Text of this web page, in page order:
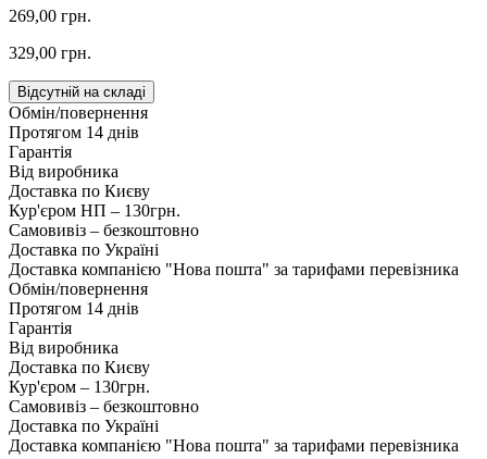
269,00 грн.
329,00 грн.
Відсутній на складі
Обмін/повернення
Протягом 14 днів
Гарантія
Від виробника
Доставка по Києву
Кур'єром НП – 130грн.
Самовивіз – безкоштовно
Доставка по Україні
Доставка компанією "Нова пошта" за тарифами перевізника
Обмін/повернення
Протягом 14 днів
Гарантія
Від виробника
Доставка по Києву
Кур'єром – 130грн.
Самовивіз – безкоштовно
Доставка по Україні
Доставка компанією "Нова пошта" за тарифами перевізника